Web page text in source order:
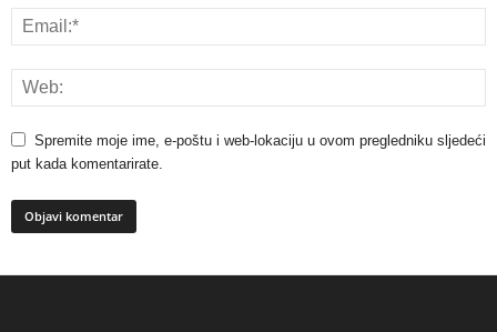
Spremite moje ime, e-poštu i web-lokaciju u ovom pregledniku sljedeći
put kada komentarirate.